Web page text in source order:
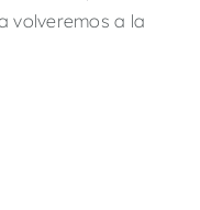
volveremos a la